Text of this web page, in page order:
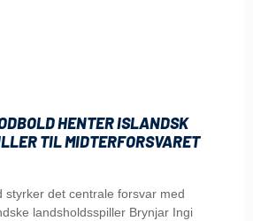
HENTER ISLANDSK
TIL MIDTERFORSVARET
styrker det centrale forsvar med
landsholdsspiller Brynjar Ingi